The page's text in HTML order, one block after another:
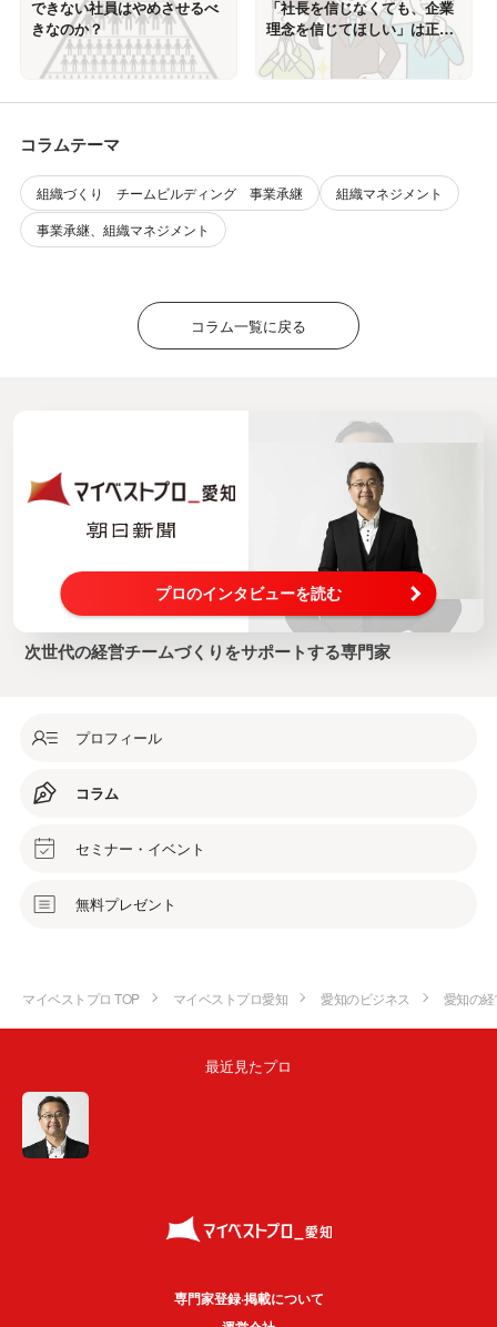
できない社員はやめさせるべ
きなのか？
「社長を信じなくても、企業
理念を信じてほしい」は正し
いか?!
コラムテーマ
組織づくり チームビルディング 事業承継
組織マネジメント
事業承継、組織マネジメント
コラム一覧に戻る
プロのインタビューを読む
次世代の経営チームづくりをサポートする専門家
プロフィール
コラム
セミナー・イベント
無料プレゼント
マイベストプロ TOP マイベストプロ愛知 愛知のビジネス 愛知の
最近見たプロ
専門家登録·掲載について